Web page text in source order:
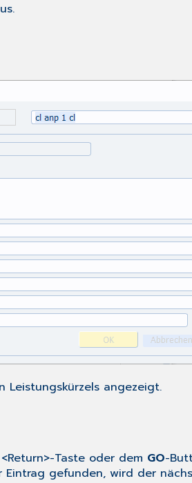
angezeigt.
Taste oder dem GO-
gefunden, wird der